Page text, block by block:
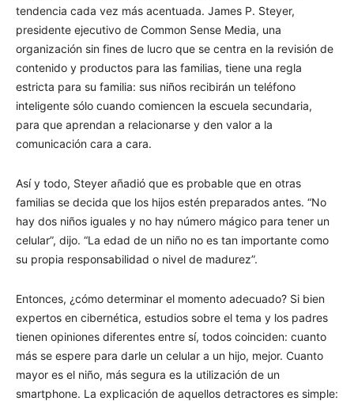
tendencia cada vez más acentuada. James P. Steyer,
presidente ejecutivo de Common Sense Media, una
organización sin fines de lucro que se centra en la revisión de
contenido y productos para las familias, tiene una regla
estricta para su familia: sus niños recibirán un teléfono
inteligente sólo cuando comiencen la escuela secundaria,
para que aprendan a relacionarse y den valor a la
comunicación cara a cara.
Así y todo, Steyer añadió que es probable que en otras
familias se decida que los hijos estén preparados antes. “No
hay dos niños iguales y no hay número mágico para tener un
celular”, dijo. “La edad de un niño no es tan importante como
su propia responsabilidad o nivel de madurez”.
Entonces, ¿cómo determinar el momento adecuado? Si bien
expertos en cibernética, estudios sobre el tema y los padres
tienen opiniones diferentes entre sí, todos coinciden: cuanto
más se espere para darle un celular a un hijo, mejor. Cuanto
mayor es el niño, más segura es la utilización de un
smartphone. La explicación de aquellos detractores es simple: